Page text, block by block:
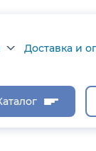
Доставка и
Доставка и
Возврат